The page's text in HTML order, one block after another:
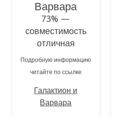
Варвара
73% —
совместимость
отличная
Подробную информацию
читайте по ссылке
Галактион и
Варвара